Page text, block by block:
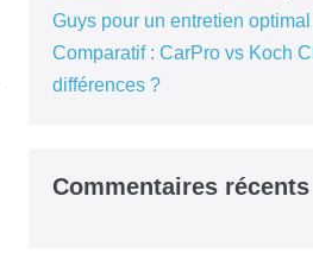
Guys pour un entretien optimal
Comparatif : CarPro vs Koch
différences ?
Commentaires récents